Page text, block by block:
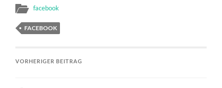
facebook
FACEBOOK
VORHERIGER BEITRAG